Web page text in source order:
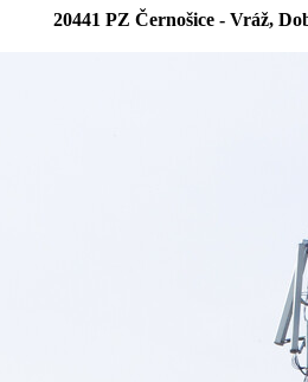
20441 PZ Černošice - Vráž,